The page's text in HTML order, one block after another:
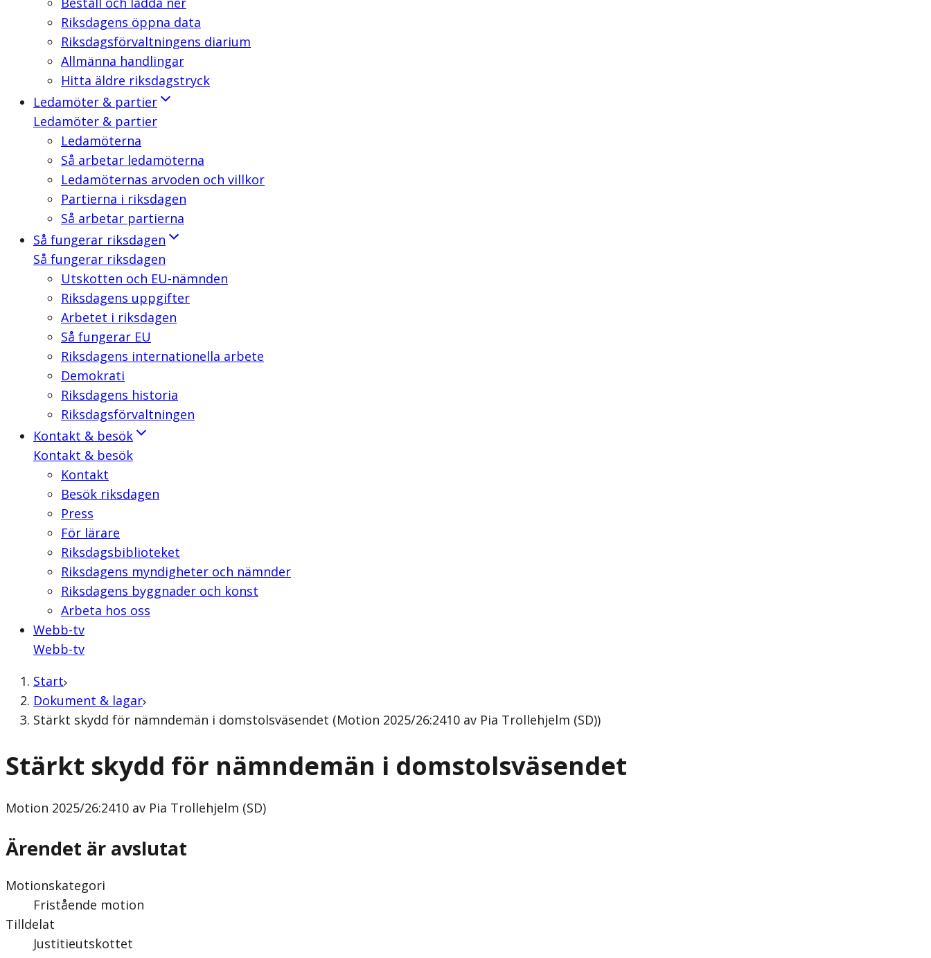
Riksdagens öppna data
Riksdagsförvaltningens diarium
Allmänna handlingar
Hitta äldre riksdagstryck
Ledamöter & partier
Ledamöter & partier
Ledamöterna
Så arbetar ledamöterna
Ledamöternas arvoden och villkor
Partierna i riksdagen
Så arbetar partierna
Så fungerar riksdagen
Så fungerar riksdagen
Utskotten och EU-nämnden
Riksdagens uppgifter
Arbetet i riksdagen
Så fungerar EU
Riksdagens internationella arbete
Demokrati
Riksdagens historia
Riksdagsförvaltningen
Kontakt & besök
Kontakt & besök
Kontakt
Besök riksdagen
Press
För lärare
Riksdagsbiblioteket
Riksdagens myndigheter och nämnder
Riksdagens byggnader och konst
Arbeta hos oss
Webb-tv
Webb-tv
Start
Dokument & lagar
Stärkt skydd för nämndemän i domstolsväsendet (Motion 2025/26:2410 av Pia Trollehjelm (SD))
Stärkt skydd för nämndemän i domstolsväsendet
Motion 2025/26:2410 av Pia Trollehjelm (SD)
Ärendet är avslutat
Motionskategori
Fristående motion
Tilldelat
Justitieutskottet